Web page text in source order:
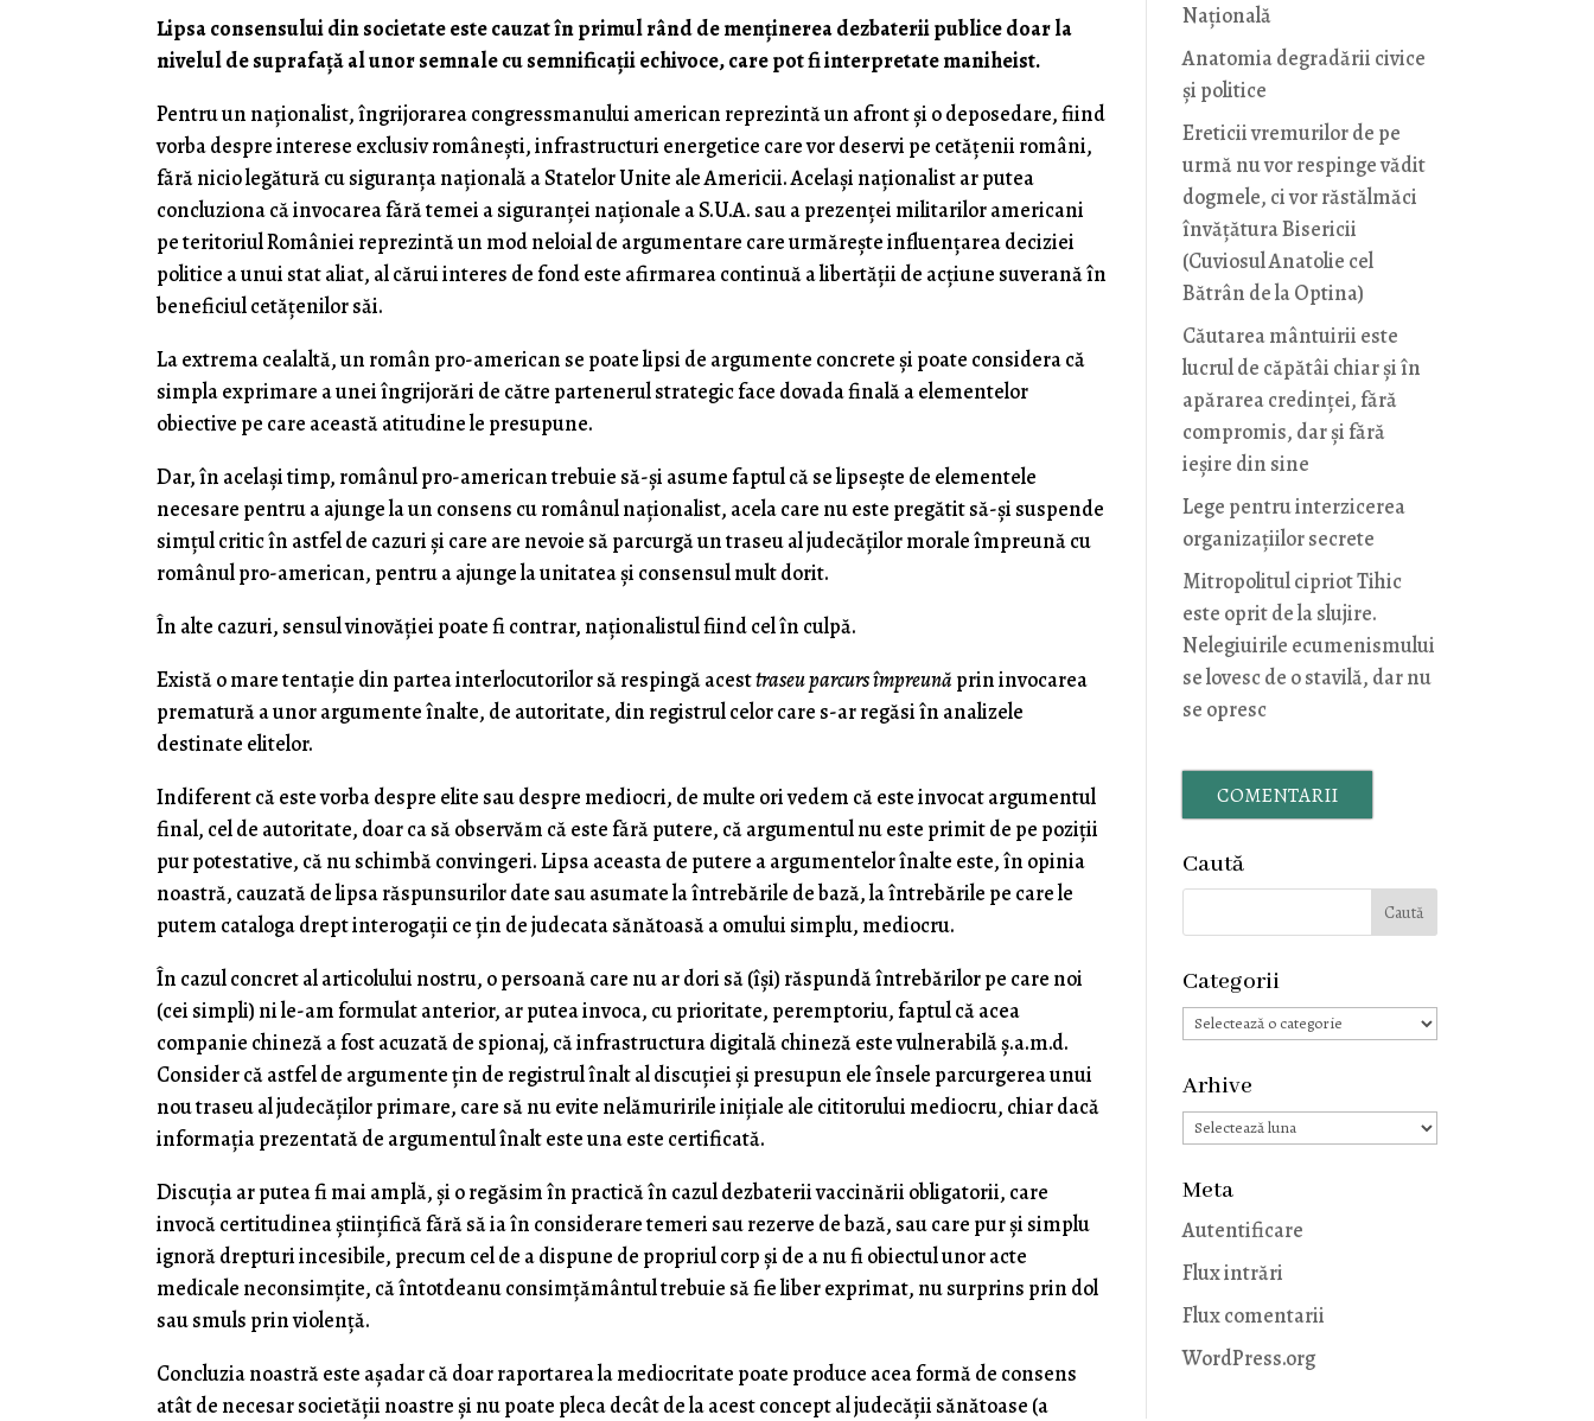
Lipsa consensului din societate este cauzat în primul rând de menţinerea dezbaterii publice doar la
nivelul de suprafaţă al unor semnale cu semnificaţii echivoce, care pot fi interpretate maniheist.
Pentru un naţionalist, îngrijorarea congressmanului american reprezintă un afront şi o deposedare, fiind
vorba despre interese exclusiv româneşti, infrastructuri energetice care vor deservi pe cetăţenii români,
fără nicio legătură cu siguranţa naţională a Statelor Unite ale Americii. Acelaşi naţionalist ar putea
concluziona că invocarea fără temei a siguranţei naţionale a S.U.A. sau a prezenţei militarilor americani
pe teritoriul României reprezintă un mod neloial de argumentare care urmăreşte influenţarea deciziei
politice a unui stat aliat, al cărui interes de fond este afirmarea continuă a libertăţii de acţiune suverană în
beneficiul cetăţenilor săi.
La extrema cealaltă, un român pro-american se poate lipsi de argumente concrete şi poate considera că
simpla exprimare a unei îngrijorări de către partenerul strategic face dovada finală a elementelor
obiective pe care această atitudine le presupune.
Dar, în acelaşi timp, românul pro-american trebuie să-şi asume faptul că se lipseşte de elementele
necesare pentru a ajunge la un consens cu românul naţionalist, acela care nu este pregătit să-şi suspende
simţul critic în astfel de cazuri şi care are nevoie să parcurgă un traseu al judecăţilor morale împreună cu
românul pro-american, pentru a ajunge la unitatea şi consensul mult dorit.
În alte cazuri, sensul vinovăţiei poate fi contrar, naţionalistul fiind cel în culpă.
Există o mare tentaţie din partea interlocutorilor să respingă acesttraseu parcurs împreună prin invocarea
prematură a unor argumente înalte, de autoritate, din registrul celor care s-ar regăsi în analizele
destinate elitelor.
Indiferent că este vorba despre elite sau despre mediocri, de multe ori vedem că este invocat argumentul
final, cel de autoritate, doar ca să observăm că este fără putere, că argumentul nu este primit de pe poziţii
pur potestative, că nu schimbă convingeri. Lipsa aceasta de putere a argumentelor înalte este, în opinia
noastră, cauzată de lipsa răspunsurilor date sau asumate la întrebările de bază, la întrebările pe care le
putem cataloga drept interogaţii ce ţin de judecata sănătoasă a omului simplu, mediocru.
În cazul concret al articolului nostru, o persoană care nu ar dori să (îşi) răspundă întrebărilor pe care noi
(cei simpli) ni le-am formulat anterior, ar putea invoca, cu prioritate, peremptoriu, faptul că acea
companie chineză a fost acuzată de spionaj, că infrastructura digitală chineză este vulnerabilă ş.a.m.d.
Consider că astfel de argumente ţin de registrul înalt al discuţiei şi presupun ele însele parcurgerea unui
nou traseu al judecăţilor primare, care să nu evite nelămuririle iniţiale ale cititorului mediocru, chiar dacă
informaţia prezentată de argumentul înalt este una este certificată.
Discuţia ar putea fi mai amplă, şi o regăsim în practică în cazul dezbaterii vaccinării obligatorii, care
invocă certitudinea ştiinţifică fără să ia în considerare temeri sau rezerve de bază, sau care pur şi simplu
ignoră drepturi incesibile, precum cel de a dispune de propriul corp şi de a nu fi obiectul unor acte
medicale neconsimţite, că întotdeanu consimţământul trebuie să fie liber exprimat, nu surprins prin dol
sau smuls prin violenţă.
Concluzia noastră este aşadar că doar raportarea la mediocritate poate produce acea formă de consens
atât de necesar societăţii noastre şi nu poate pleca decât de la acest concept al judecăţii sănătoase (a
Naţională
Anatomia degradării civice
și politice
Ereticii vremurilor de pe
urmă nu vor respinge vădit
dogmele, ci vor răstălmăci
învățătura Bisericii
(Cuviosul Anatolie cel
Bătrân de la Optina)
Căutarea mântuirii este
lucrul de căpătâi chiar și în
apărarea credinței, fără
compromis, dar și fără
ieșire din sine
Lege pentru interzicerea
organizaţiilor secrete
Mitropolitul cipriot Tihic
este oprit de la slujire.
Nelegiuirile ecumenismului
se lovesc de o stavilă, dar nu
se opresc
COMENTARII
Caută
Categorii
Categorii
Arhive
Arhive
Meta
Autentificare
Flux intrări
Flux comentarii
WordPress.org